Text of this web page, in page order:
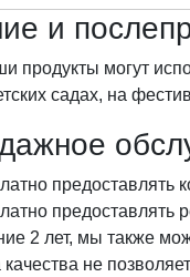
и
продукты могут
садах, на
предоставлять
2 лет, мы также
не